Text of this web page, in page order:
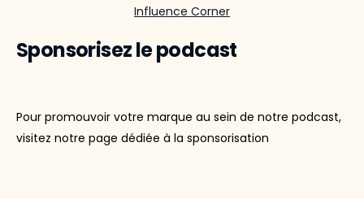
Influence Corner
Sponsorisez le podcast
Pour promouvoir votre marque au sein de notre podcast,
visitez notre page dédiée à la sponsorisation